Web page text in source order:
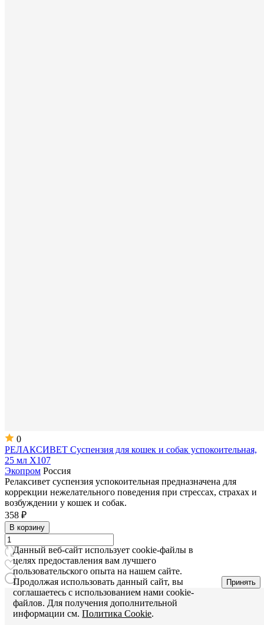
0
РЕЛАКСИВЕТ Суспензия для кошек и собак успокоительная,
25 мл Х107
Экопром Россия
Релаксивет суспензия успокоительная предназначена для
коррекции нежелательного поведения при стрессах, страхах и
возбуждении у кошек и собак.
358 ₽
В корзину
Данный веб-сайт использует cookie-файлы в
целях предоставления вам лучшего
пользовательского опыта на нашем сайте.
Продолжая использовать данный сайт, вы
соглашаетесь с использованием нами cookie-
файлов. Для получения дополнительной
информации см.Политика Cookie.
Принять